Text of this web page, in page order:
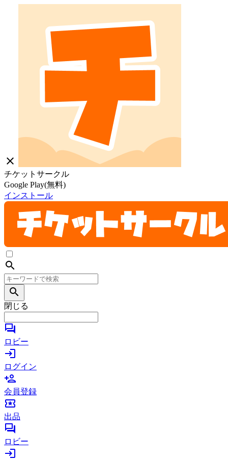
close
チケットサークル
Google Play(無料)
インストール
search
search
閉じる
forum
ロビー
login
ログイン
person_add
会員登録
local_activity
出品
forum
ロビー
login